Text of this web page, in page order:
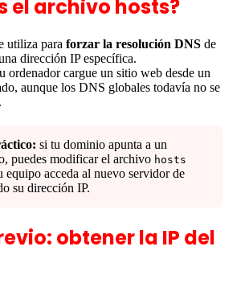
el archivo hosts?
utiliza para forzar la resolución DNS de
dirección IP específica.
ordenador cargue un sitio web desde un
aunque los DNS globales todavía no se
si tu dominio apunta a un
puedes modificar el archivo hosts
equipo acceda al nuevo servidor de
su dirección IP.
obtener la IP del